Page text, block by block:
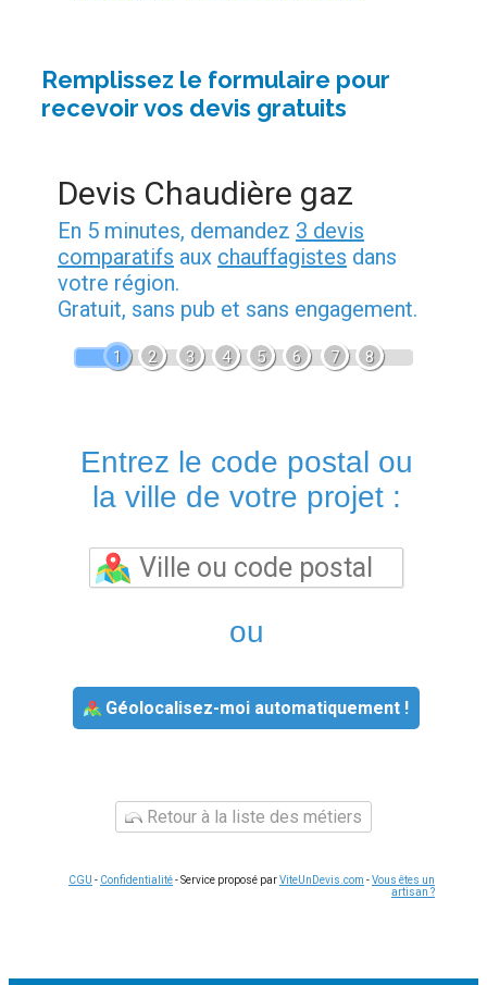
Remplissez le formulaire pour
recevoir vos devis gratuits
Devis Chaudière gaz
En 5 minutes, demandez 3 devis
comparatifs aux chauffagistes dans
votre région.
Gratuit, sans pub et sans engagement.
1 2 3 4 5 6 7 8
Entrez le code postal ou
la ville de votre projet :
ou
Géolocalisez-moi automatiquement !
Retour à la liste des métiers
CGU - Confidentialité- Service proposé parViteUnDevis.com -Vous êtes un
artisan ?